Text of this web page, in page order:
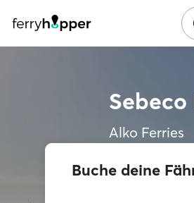
Sebeco
Alko Ferries
Buche deine